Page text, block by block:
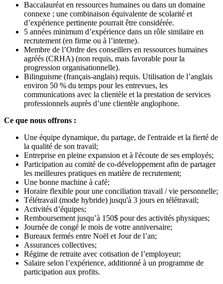
Baccalauréat en ressources humaines ou dans un domaine
connexe ; une combinaison équivalente de scolarité et
d’expérience pertinente pourrait être considérée.
5 années minimum d’expérience dans un rôle similaire en
recrutement (en firme ou à l’interne).
Membre de l’Ordre des conseillers en ressources humaines
agréés (CRHA) (non requis, mais favorable pour la
progression organisationnelle).
Bilinguisme (français-anglais) requis. Utilisation de l’anglais
environ 50 % du temps pour les entrevues, les
communications avec la clientèle et la prestation de services
professionnels auprès d’une clientèle anglophone.
Ce que nous offrons :
Une équipe dynamique, du partage, de l'entraide et la fierté de
la qualité de son travail;
Entreprise en pleine expansion et à l'écoute de ses employés;
Participation au comité de co-développement afin de partager
les meilleures pratiques en matière de recrutement;
Une bonne machine à café;
Horaire flexible pour une conciliation travail / vie personnelle;
Télétravail (mode hybride) jusqu'à 3 jours en télétravail;
Activités d’équipes;
Remboursement jusqu’à 150$ pour des activités physiques;
Journée de congé le mois de votre anniversaire;
Bureaux fermés entre Noël et Jour de l’an;
Assurances collectives;
Régime de retraite avec cotisation de l’employeur;
Salaire selon l’expérience, additionné à un programme de
participation aux profits.